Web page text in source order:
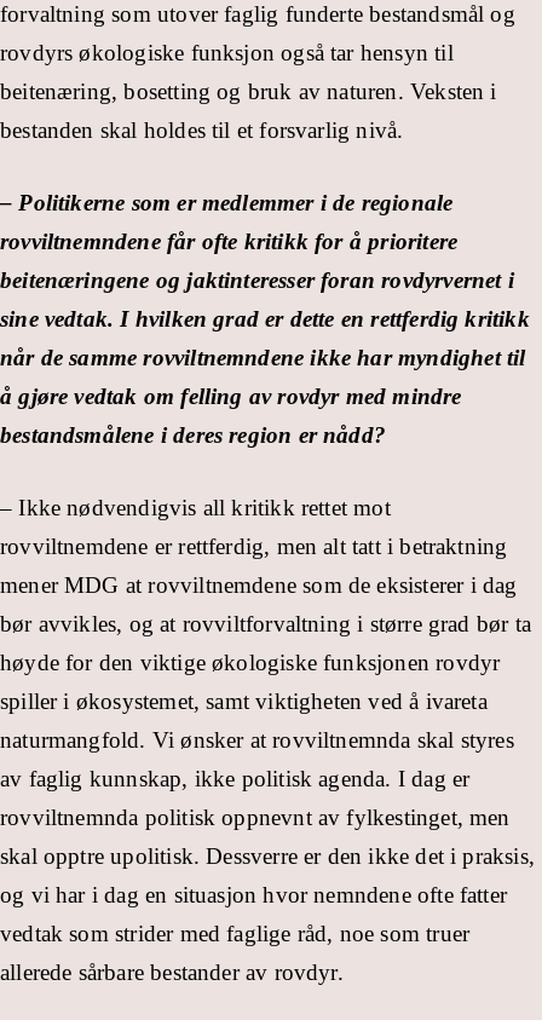
forvaltning som utover faglig funderte bestandsmål og
rovdyrs økologiske funksjon også tar hensyn til
beitenæring, bosetting og bruk av naturen. Veksten i
bestanden skal holdes til et forsvarlig nivå.
– Politikerne som er medlemmer i de regionale
rovviltnemndene får ofte kritikk for å prioritere
beitenæringene og jaktinteresser foran rovdyrvernet i
sine vedtak. I hvilken grad er dette en rettferdig kritikk
når de samme rovviltnemndene ikke har myndighet til
å gjøre vedtak om felling av rovdyr med mindre
bestandsmålene i deres region er nådd?
– Ikke nødvendigvis all kritikk rettet mot
rovviltnemdene er rettferdig, men alt tatt i betraktning
mener MDG at rovviltnemdene som de eksisterer i dag
bør avvikles, og at rovviltforvaltning i større grad bør ta
høyde for den viktige økologiske funksjonen rovdyr
spiller i økosystemet, samt viktigheten ved å ivareta
naturmangfold. Vi ønsker at rovviltnemnda skal styres
av faglig kunnskap, ikke politisk agenda. I dag er
rovviltnemnda politisk oppnevnt av fylkestinget, men
skal opptre upolitisk. Dessverre er den ikke det i praksis,
og vi har i dag en situasjon hvor nemndene ofte fatter
vedtak som strider med faglige råd, noe som truer
allerede sårbare bestander av rovdyr.